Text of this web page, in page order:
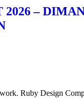
2026 –
Ruby Design